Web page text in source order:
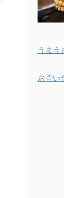
うまう
お問い